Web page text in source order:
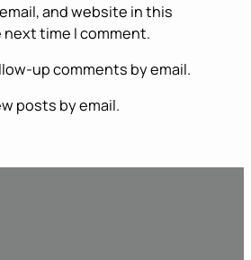
and website in this
time I comment.
up comments by email.
posts by email.